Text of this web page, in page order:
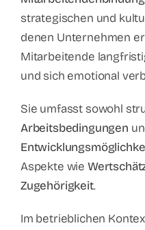
strategischen und
denen Unternehmen
Mitarbeitende
und sich emotional
Sie umfasst sowohl
Arbeitsbedingungen
Aspekte wie
Zugehörigkeit.
Im betrieblichen